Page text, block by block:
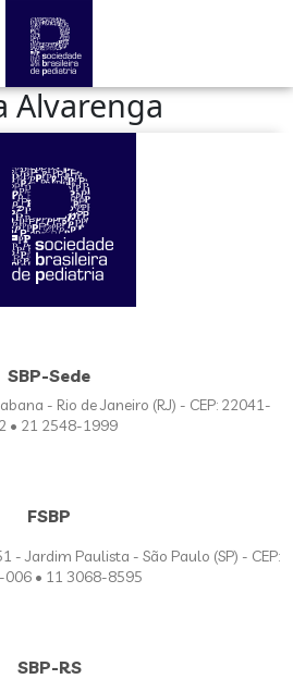
Alvarenga
SBP-Sede
- Rio de Janeiro (RJ) - CEP: 22041-
• 21 2548-1999
FSBP
- Jardim Paulista - São Paulo (SP) - CEP:
006 • 11 3068-8595
SBP-RS